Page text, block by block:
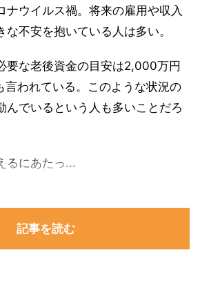
ナウイルス禍。将来の雇用や収入
不安を抱いている人は多い。
要な老後資金の目安は2,000万円
われている。このような状況の
んでいるという人も多いことだろ
るにあたっ...
記事を読む